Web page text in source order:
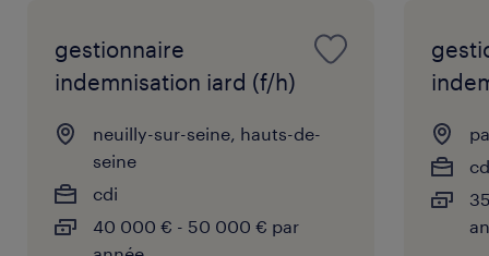
gestionnaire
indemnisation iard (f/h)
neuilly-sur-seine, hauts-de-
seine
cdi
40 000 € - 50 000 € par